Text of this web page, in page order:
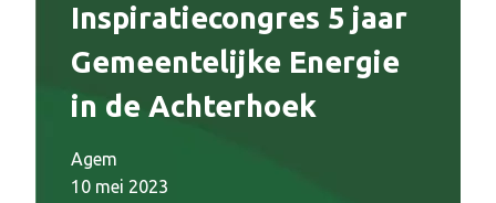
Inspiratiecongres 5 jaar
Gemeentelijke Energie
in de Achterhoek
Agem
10 mei 2023